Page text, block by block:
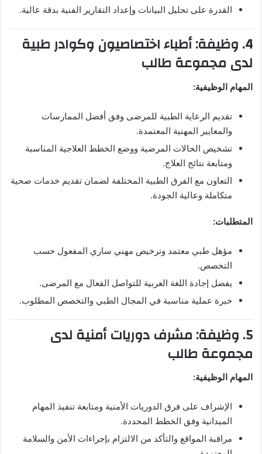
القدرة على تحليل البيانات وإعداد التقارير الفنية بدقة عالية.
4. وظيفة: أطباء اختصاصيون وكوادر طبية
لدى مجموعة طالب
المهام الوظيفية:
تقديم الرعاية الطبية للمرضى وفق أفضل الممارسات
والمعايير المهنية المعتمدة.
تشخيص الحالات المرضية ووضع الخطط العلاجية المناسبة
ومتابعة نتائج العلاج.
التعاون مع الفرق الطبية المختلفة لضمان تقديم خدمات صحية
متكاملة وعالية الجودة.
المتطلبات:
مؤهل طبي معتمد وترخيص مهني ساري المفعول حسب
التخصص.
يفضل إجادة اللغة العربية للتواصل الفعال مع المرضى.
خبرة عملية مناسبة في المجال الطبي والتخصص المطلوب.
5. وظيفة: مشرف دوريات أمنية لدى
مجموعة طالب
المهام الوظيفية:
الإشراف على فرق الدوريات الأمنية ومتابعة تنفيذ المهام
الميدانية وفق الخطط المحددة.
مراقبة المواقع والتأكد من الالتزام بإجراءات الأمن والسلامة